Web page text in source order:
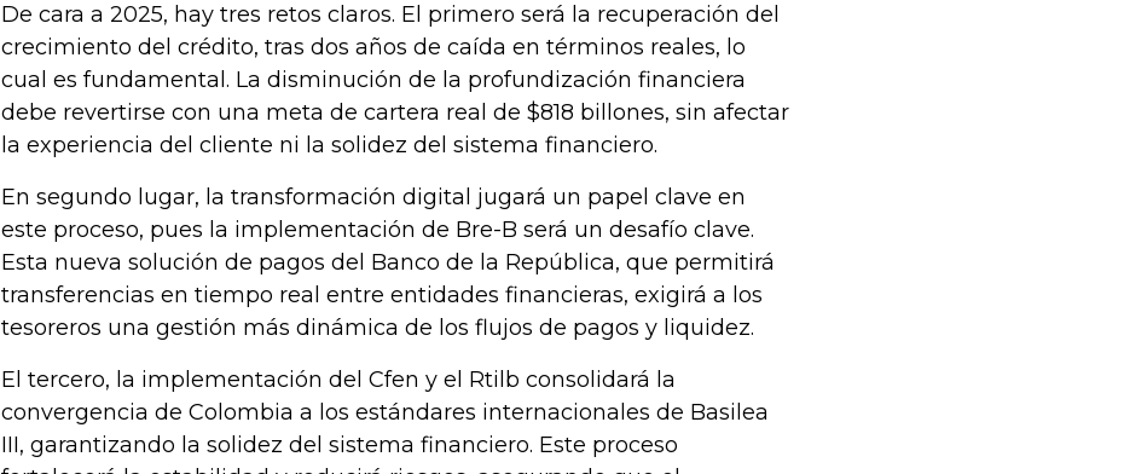
De cara a 2025, hay tres retos claros. El primero será la recuperación del
crecimiento del crédito, tras dos años de caída en términos reales, lo
cual es fundamental. La disminución de la profundización financiera
debe revertirse con una meta de cartera real de $818 billones, sin afectar
la experiencia del cliente ni la solidez del sistema financiero.
En segundo lugar, la transformación digital jugará un papel clave en
este proceso, pues la implementación de Bre-B será un desafío clave.
Esta nueva solución de pagos del Banco de la República, que permitirá
transferencias en tiempo real entre entidades financieras, exigirá a los
tesoreros una gestión más dinámica de los flujos de pagos y liquidez.
El tercero, la implementación del Cfen y el Rtilb consolidará la
convergencia de Colombia a los estándares internacionales de Basilea
III, garantizando la solidez del sistema financiero. Este proceso